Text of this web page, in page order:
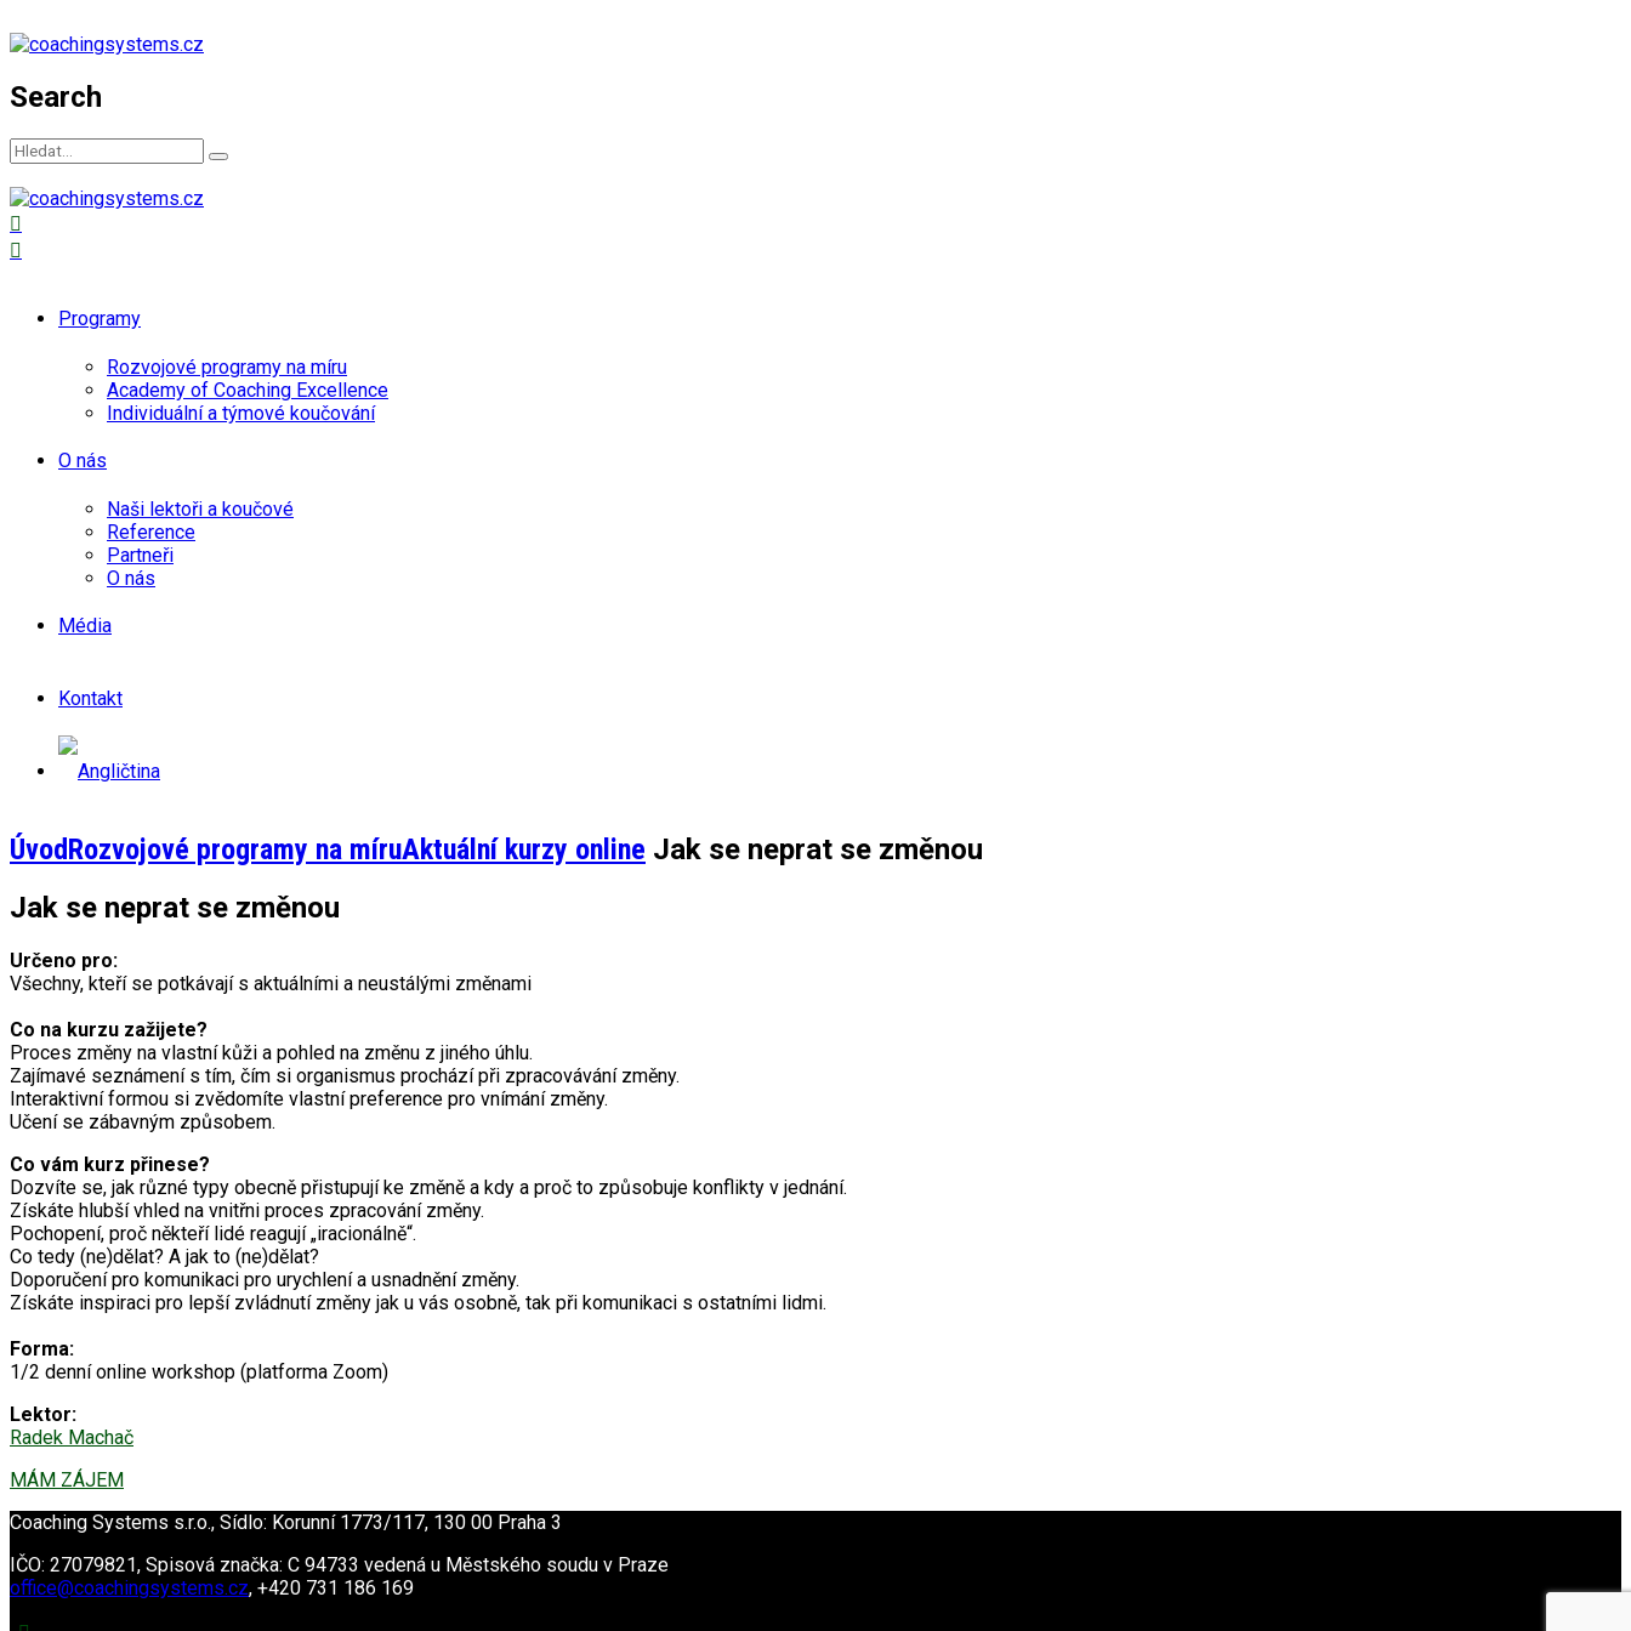
Search
Programy
Rozvojové programy na míru
Academy of Coaching Excellence
Individuální a týmové koučování
O nás
Naši lektoři a koučové
Reference
Partneři
O nás
Média
Kontakt
ÚvodRozvojové programy na míruAktuální kurzy online Jak se neprat se změnou
Jak se neprat se změnou
Určeno pro:
Všechny, kteří se potkávají s aktuálními a neustálými změnami
Co na kurzu zažijete?
Proces změny na vlastní kůži a pohled na změnu z jiného úhlu.
Zajímavé seznámení s tím, čím si organismus prochází při zpracovávání změny.
Interaktivní formou si zvědomíte vlastní preference pro vnímání změny.
Učení se zábavným způsobem.
Co vám kurz přinese?
Dozvíte se, jak různé typy obecně přistupují ke změně a kdy a proč to způsobuje konflikty v jednání.
Získáte hlubší vhled na vnitřni proces zpracování změny.
Pochopení, proč někteří lidé reagují „iracionálně“.
Co tedy (ne)dělat? A jak to (ne)dělat?
Doporučení pro komunikaci pro urychlení a usnadnění změny.
Získáte inspiraci pro lepší zvládnutí změny jak u vás osobně, tak při komunikaci s ostatními lidmi.
Forma:
1/2 denní online workshop (platforma Zoom)
Lektor:
Radek Machač
MÁM ZÁJEM
Coaching Systems s.r.o., Sídlo: Korunní 1773/117, 130 00 Praha 3
IČO: 27079821, Spisová značka: C 94733 vedená u Městského soudu v Praze
office@coachingsystems.cz, +420 731 186 169